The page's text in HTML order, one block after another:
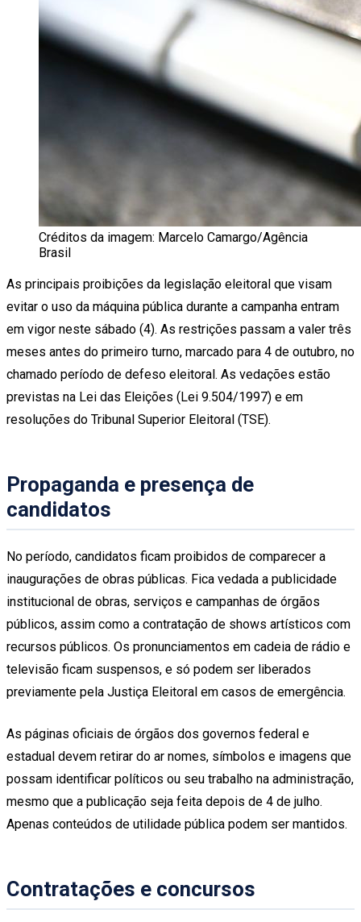
Créditos da imagem: Marcelo Camargo/Agência
Brasil
As principais proibições da legislação eleitoral que visam
evitar o uso da máquina pública durante a campanha entram
em vigor neste sábado (4). As restrições passam a valer três
meses antes do primeiro turno, marcado para 4 de outubro, no
chamado período de defeso eleitoral. As vedações estão
previstas na Lei das Eleições (Lei 9.504/1997) e em
resoluções do Tribunal Superior Eleitoral (TSE).
Propaganda e presença de
candidatos
No período, candidatos ficam proibidos de comparecer a
inaugurações de obras públicas. Fica vedada a publicidade
institucional de obras, serviços e campanhas de órgãos
públicos, assim como a contratação de shows artísticos com
recursos públicos. Os pronunciamentos em cadeia de rádio e
televisão ficam suspensos, e só podem ser liberados
previamente pela Justiça Eleitoral em casos de emergência.
As páginas oficiais de órgãos dos governos federal e
estadual devem retirar do ar nomes, símbolos e imagens que
possam identificar políticos ou seu trabalho na administração,
mesmo que a publicação seja feita depois de 4 de julho.
Apenas conteúdos de utilidade pública podem ser mantidos.
Contratações e concursos